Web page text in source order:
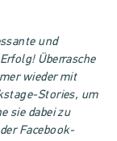
und
Überrasche
wieder mit
Stories, um
sie dabei zu
Facebook-